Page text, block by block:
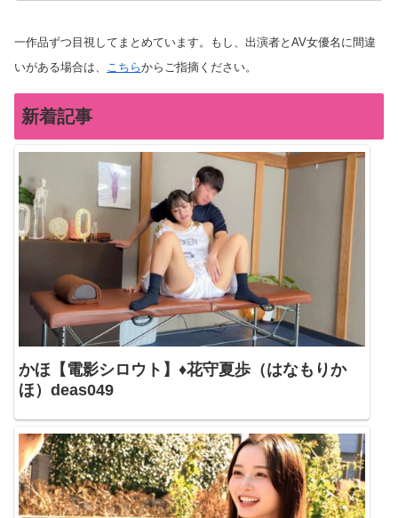
一作品ずつ目視してまとめています。もし、出演者とAV女優名に間違
いがある場合は、 こちらからご指摘ください。
新着記事
かほ【電影シロウト】♦花守夏歩（はなもりか
ほ）deas049